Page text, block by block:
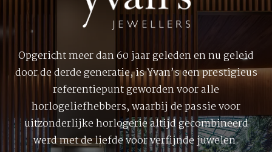
Opgericht meer dan 60 jaar geleden en nu geleid
door de derde generatie, is Yvan’s een prestigieus
referentiepunt geworden voor alle
horlogeliefhebbers, waarbij de passie voor
uitzonderlijke horlogerie altijd gecombineerd
werd met de liefde voor verfijnde juwelen.